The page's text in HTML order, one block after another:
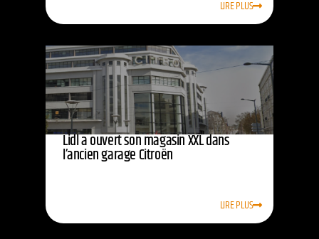
LIRE PLUS
Lidl a ouvert son magasin XXL dans
l’ancien garage Citroën
LIRE PLUS